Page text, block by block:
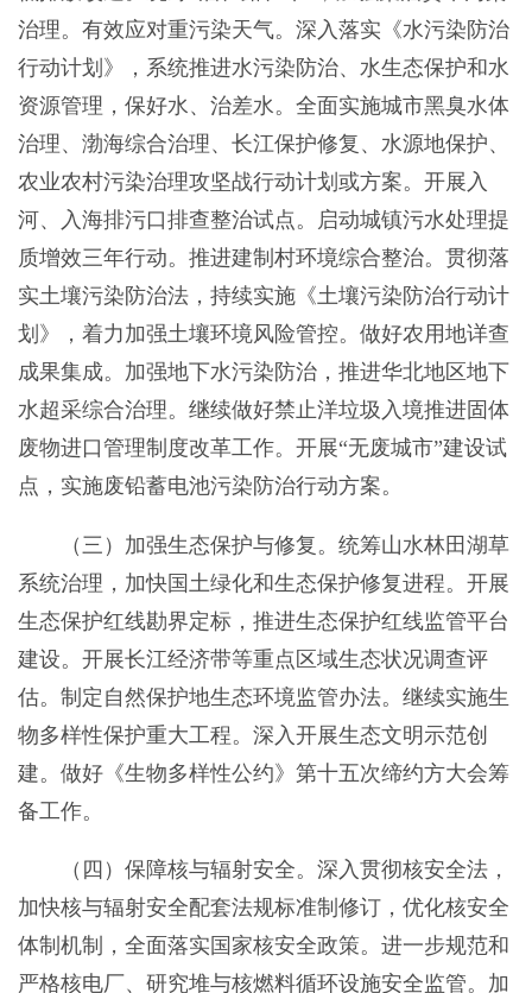
治理。有效应对重污染天气。深入落实《水污染防治
行动计划》，系统推进水污染防治、水生态保护和水
资源管理，保好水、治差水。全面实施城市黑臭水体
治理、渤海综合治理、长江保护修复、水源地保护、
农业农村污染治理攻坚战行动计划或方案。开展入
河、入海排污口排查整治试点。启动城镇污水处理提
质增效三年行动。推进建制村环境综合整治。贯彻落
实土壤污染防治法，持续实施《土壤污染防治行动计
划》，着力加强土壤环境风险管控。做好农用地详查
成果集成。加强地下水污染防治，推进华北地区地下
水超采综合治理。继续做好禁止洋垃圾入境推进固体
废物进口管理制度改革工作。开展“无废城市”建设试
点，实施废铅蓄电池污染防治行动方案。
（三）加强生态保护与修复。统筹山水林田湖草
系统治理，加快国土绿化和生态保护修复进程。开展
生态保护红线勘界定标，推进生态保护红线监管平台
建设。开展长江经济带等重点区域生态状况调查评
估。制定自然保护地生态环境监管办法。继续实施生
物多样性保护重大工程。深入开展生态文明示范创
建。做好《生物多样性公约》第十五次缔约方大会筹
备工作。
（四）保障核与辐射安全。深入贯彻核安全法，
加快核与辐射安全配套法规标准制修订，优化核安全
体制机制，全面落实国家核安全政策。进一步规范和
严格核电厂、研究堆与核燃料循环设施安全监管。加